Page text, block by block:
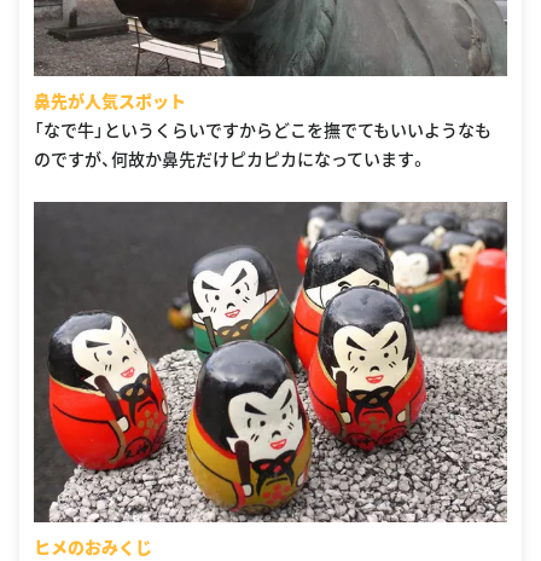
鼻先が人気スポット
「なで牛」というくらいですからどこを撫でてもいいようなも
のですが、何故か鼻先だけピカピカになっています。
ヒメのおみくじ